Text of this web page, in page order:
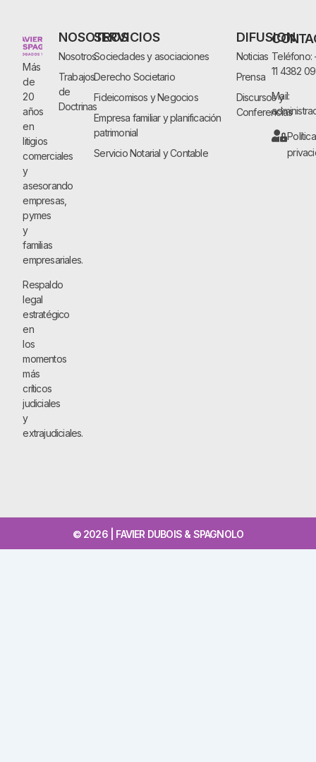
Más
de
20
años
en
litigios
comerciales
y
asesorando
empresas,
pymes
y
familias
empresariales.
Respaldo
legal
estratégico
en
los
momentos
más
críticos
judiciales
y
extrajudiciales.
NOSOTROS
Nosotros
Trabajos
de
Doctrinas
SERVICIOS
Sociedades y asociaciones
Derecho Societario
Fideicomisos y Negocios
Empresa familiar y planificación
patrimonial
Servicio Notarial y Contable
DIFUSION
Noticias
Prensa
Discursos y
Conferencias
Teléfono:
11 4382
Mail:
© 2026 | FAVIER DUBOIS & SPAGNOLO